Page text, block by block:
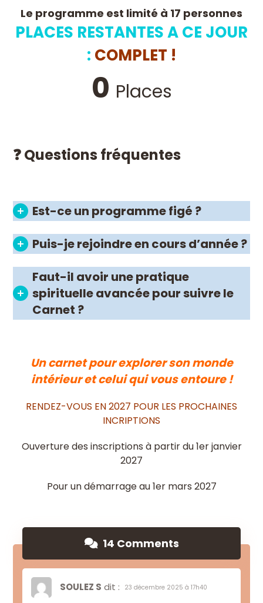
Le programme est limité à 17 personnes
PLACES RESTANTES A CE JOUR
: COMPLET !
0 Places
❓ Questions fréquentes
Est-ce un programme figé ?
Puis-je rejoindre en cours d’année ?
Faut-il avoir une pratique
spirituelle avancée pour suivre le
Carnet ?
Un carnet pour explorer son monde
intérieur et celui qui vous entoure !
RENDEZ-VOUS EN 2027 POUR LES PROCHAINES
INCRIPTIONS
Ouverture des inscriptions à partir du 1er janvier
2027
Pour un démarrage au 1er mars 2027
14 Comments
SOULEZ S dit : 23 décembre 2025 à 17h40